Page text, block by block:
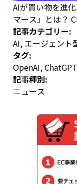
AIが買い物を進
マース」とは？
記事カテゴリー:
AI, エージェント
タグ:
OpenAI, ChatGPT
記事種別:
ニュース